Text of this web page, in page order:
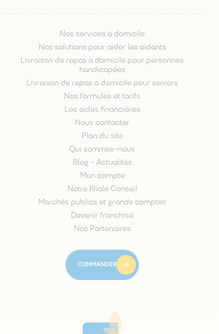
Nos services à domicile
Nos solutions pour aider les aidants
Livraison de repas à domicile pour personnes
handicapées
Livraison de repas à domicile pour seniors
Nos formules et tarifs
Les aides financières
Nous contacter
Plan du site
Qui sommes-nous
Blog - Actualités
Mon compte
Notre filiale Conseil
Marchés publics et grands comptes
Devenir franchisé
Nos Partenaires
COMMANDER